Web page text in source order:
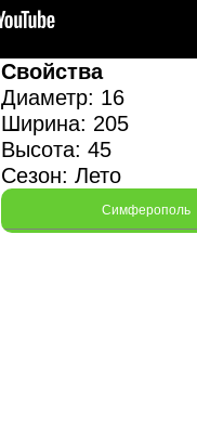
Свойства
Диаметр: 16
Ширина: 205
Высота: 45
Сезон: Лето
Симферополь